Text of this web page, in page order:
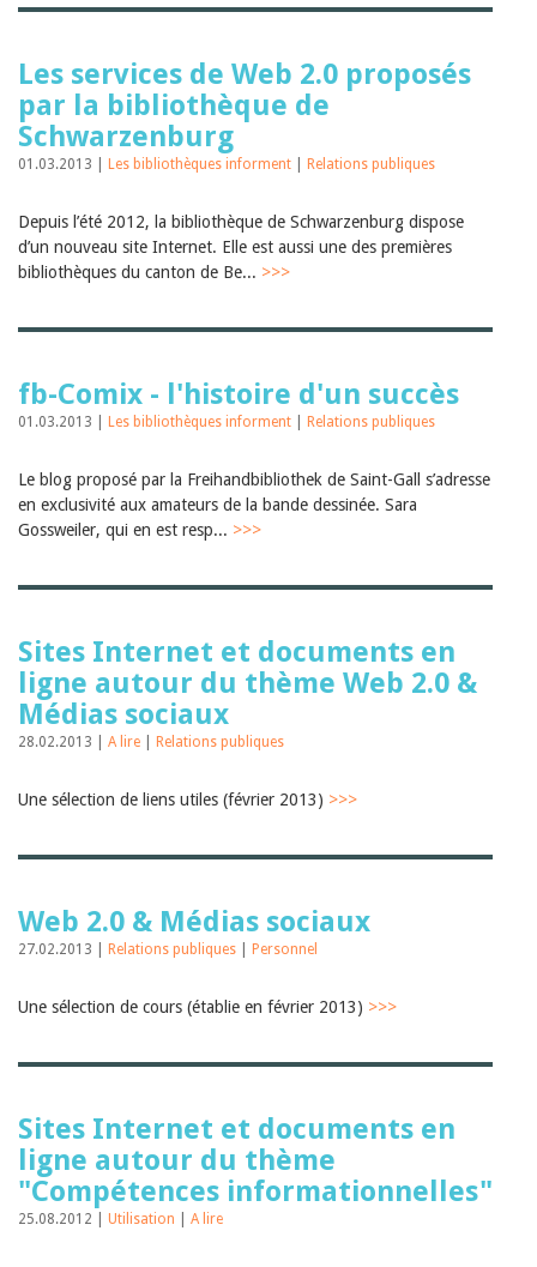
Les services de Web 2.0 proposés
par la bibliothèque de
Schwarzenburg
01.03.2013 | Les bibliothèques informent Relations publiques
Depuis l’été 2012, la bibliothèque de Schwarzenburg dispose
d’un nouveau site Internet. Elle est aussi une des premières
bibliothèques du canton de Be... >>>
fb-Comix - l'histoire d'un succès
01.03.2013 | Les bibliothèques informent Relations publiques
Le blog proposé par la Freihandbibliothek de Saint-Gall s’adresse
en exclusivité aux amateurs de la bande dessinée. Sara
Gossweiler, qui en est resp... >>>
Sites Internet et documents en
ligne autour du thème Web 2.0 &
Médias sociaux
28.02.2013 | A lire Relations publiques
Une sélection de liens utiles (février 2013) >>>
Web 2.0 & Médias sociaux
27.02.2013 | Relations publiques Personnel
Une sélection de cours (établie en février 2013) >>>
Sites Internet et documents en
ligne autour du thème
"Compétences informationnelles"
25.08.2012 | Utilisation A lire